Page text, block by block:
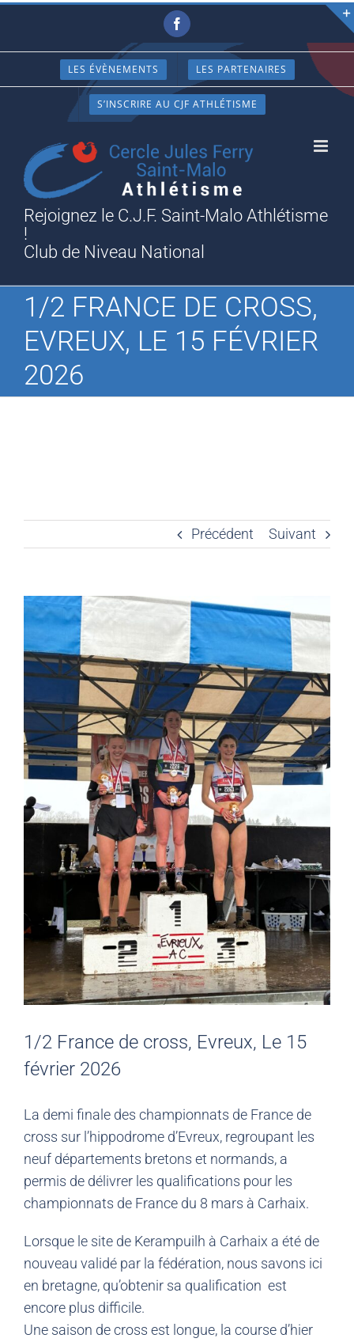
Passer
contenu
Facebook
LES ÉVÈNEMENTS LES PARTENAIRES
S’INSCRIRE AU CJF ATHLÉTISME
Rejoignez le C.J.F. Saint-Malo Athlétisme
!
Club de Niveau National
1/2 FRANCE DE CROSS,
EVREUX, LE 15 FÉVRIER
2026
Précédent Suivant
1/2 France de cross, Evreux, Le 15
février 2026
La demi finale des championnats de France de
cross sur l’hippodrome d’Evreux, regroupant les
neuf départements bretons et normands, a
permis de délivrer les qualifications pour les
championnats de France du 8 mars à Carhaix.
Lorsque le site de Kerampuilh à Carhaix a été de
nouveau validé par la fédération, nous savons ici
en bretagne, qu’obtenir sa qualification est
encore plus difficile.
Une saison de cross est longue, la course d’hier